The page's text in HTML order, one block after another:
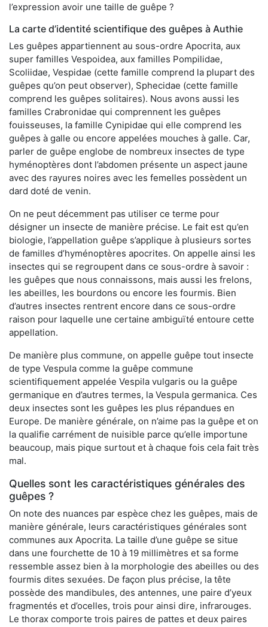
l’expression avoir une taille de guêpe ?
La carte d’identité scientifique des guêpes à Authie
Les guêpes appartiennent au sous-ordre Apocrita, aux
super familles Vespoidea, aux familles Pompilidae,
Scoliidae, Vespidae (cette famille comprend la plupart des
guêpes qu’on peut observer), Sphecidae (cette famille
comprend les guêpes solitaires). Nous avons aussi les
familles Crabronidae qui comprennent les guêpes
fouisseuses, la famille Cynipidae qui elle comprend les
guêpes à galle ou encore appelées mouches à galle. Car,
parler de guêpe englobe de nombreux insectes de type
hyménoptères dont l’abdomen présente un aspect jaune
avec des rayures noires avec les femelles possèdent un
dard doté de venin.
On ne peut décemment pas utiliser ce terme pour
désigner un insecte de manière précise. Le fait est qu’en
biologie, l’appellation guêpe s’applique à plusieurs sortes
de familles d’hyménoptères apocrites. On appelle ainsi les
insectes qui se regroupent dans ce sous-ordre à savoir :
les guêpes que nous connaissons, mais aussi les frelons,
les abeilles, les bourdons ou encore les fourmis. Bien
d’autres insectes rentrent encore dans ce sous-ordre
raison pour laquelle une certaine ambiguïté entoure cette
appellation.
De manière plus commune, on appelle guêpe tout insecte
de type Vespula comme la guêpe commune
scientifiquement appelée Vespila vulgaris ou la guêpe
germanique en d’autres termes, la Vespula germanica. Ces
deux insectes sont les guêpes les plus répandues en
Europe. De manière générale, on n’aime pas la guêpe et on
la qualifie carrément de nuisible parce qu’elle importune
beaucoup, mais pique surtout et à chaque fois cela fait très
mal.
Quelles sont les caractéristiques générales des
guêpes ?
On note des nuances par espèce chez les guêpes, mais de
manière générale, leurs caractéristiques générales sont
communes aux Apocrita. La taille d’une guêpe se situe
dans une fourchette de 10 à 19 millimètres et sa forme
ressemble assez bien à la morphologie des abeilles ou des
fourmis dites sexuées. De façon plus précise, la tête
possède des mandibules, des antennes, une paire d’yeux
fragmentés et d’ocelles, trois pour ainsi dire, infrarouges.
Le thorax comporte trois paires de pattes et deux paires